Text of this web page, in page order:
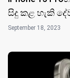
සිදු කළ හැකි
September 18, 2023